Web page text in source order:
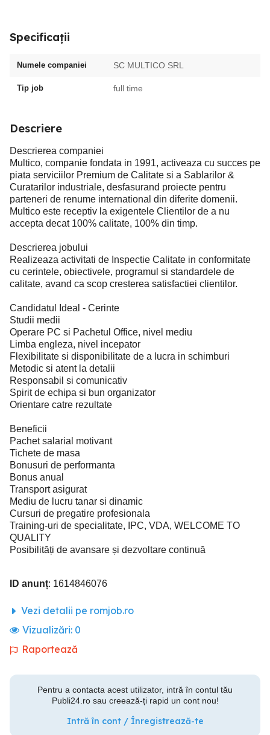
Specificații
Numele companiei SC MULTICO SRL
Tip job full time
Descriere
Descrierea companiei
Multico, companie fondata in 1991, activeaza cu succes pe
piata serviciilor Premium de Calitate si a Sablarilor &
Curatarilor industriale, desfasurand proiecte pentru
parteneri de renume international din diferite domenii.
Multico este receptiv la exigentele Clientilor de a nu
accepta decat 100% calitate, 100% din timp.
Descrierea jobului
Realizeaza activitati de Inspectie Calitate in conformitate
cu cerintele, obiectivele, programul si standardele de
calitate, avand ca scop cresterea satisfactiei clientilor.
Candidatul Ideal - Cerinte
Studii medii
Operare PC si Pachetul Office, nivel mediu
Limba engleza, nivel incepator
Flexibilitate si disponibilitate de a lucra in schimburi
Metodic si atent la detalii
Responsabil si comunicativ
Spirit de echipa si bun organizator
Orientare catre rezultate
Beneficii
Pachet salarial motivant
Tichete de masa
Bonusuri de performanta
Bonus anual
Transport asigurat
Mediu de lucru tanar si dinamic
Cursuri de pregatire profesionala
Training-uri de specialitate, IPC, VDA, WELCOME TO
QUALITY
Posibilități de avansare și dezvoltare continuă
ID anunț: 1614846076
Vezi detalii pe romjob.ro
Vizualizări: 0
Raportează
Pentru a contacta acest utilizator, intră în contul tău
Publi24.ro sau creează-ți rapid un cont nou!
Intră în cont / Înregistrează-te